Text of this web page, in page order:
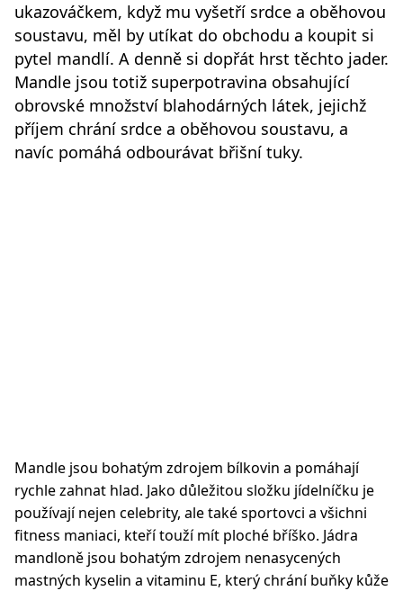
ukazováčkem, když mu vyšetří srdce a oběhovou
soustavu, měl by utíkat do obchodu a koupit si
pytel mandlí. A denně si dopřát hrst těchto jader.
Mandle jsou totiž superpotravina obsahující
obrovské množství blahodárných látek, jejichž
příjem chrání srdce a oběhovou soustavu, a
navíc pomáhá odbourávat břišní tuky.
Mandle jsou bohatým zdrojem bílkovin a pomáhají
rychle zahnat hlad. Jako důležitou složku jídelníčku je
používají nejen celebrity, ale také sportovci a všichni
fitness maniaci, kteří touží mít ploché bříško. Jádra
mandloně jsou bohatým zdrojem nenasycených
mastných kyselin a vitaminu E, který chrání buňky kůže